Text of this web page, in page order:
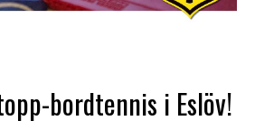
bordtennis i Eslöv!